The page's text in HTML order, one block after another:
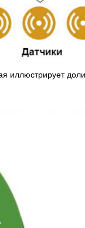
иллюстрирует